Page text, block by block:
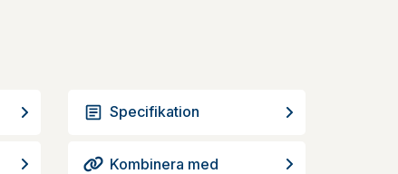
Specifikation
Kombinera med